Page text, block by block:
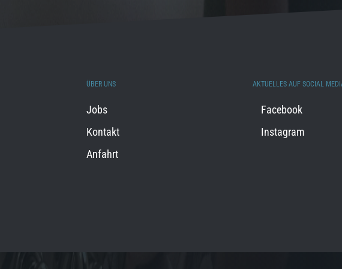
ÜBER UNS
Jobs
Kontakt
Anfahrt
AKTUELLES AUF SOCIAL
Facebook
Instagram